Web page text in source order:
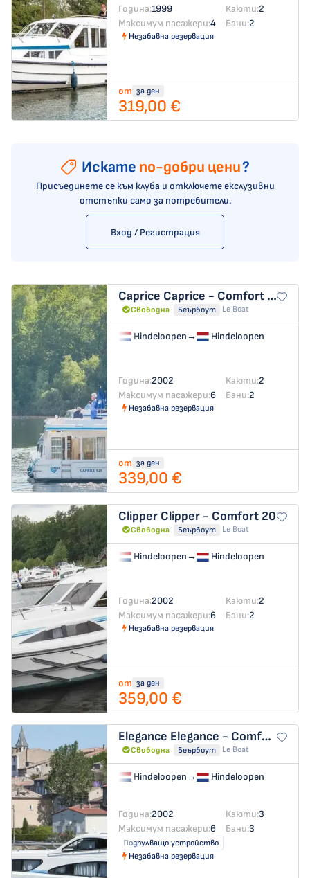
Година:1999 Каюти:2
Максимум пасажери:4 Бани:2
Незабавна резервация
от за ден
319,00 €
Искате по-добри цени?
Присъединете се към клуба и отключете екслузивни
отстъпки само за потребители.
Вход / Регистрация
Caprice Caprice - Comfort 40
Свободна Беърбоут Le Boat
Hindeloopen→ Hindeloopen
Година:2002 Каюти:2
Максимум пасажери:6 Бани:2
Незабавна резервация
от за ден
339,00 €
Clipper Clipper - Comfort 20
Свободна Беърбоут Le Boat
Hindeloopen→ Hindeloopen
Година:2002 Каюти:2
Максимум пасажери:6 Бани:2
Незабавна резервация
от за ден
359,00 €
Elegance Elegance - Comfort 1
Свободна Беърбоут Le Boat
Hindeloopen→ Hindeloopen
Година:2002 Каюти:3
Максимум пасажери:6 Бани:3
Подрулващо устройство
Незабавна резервация